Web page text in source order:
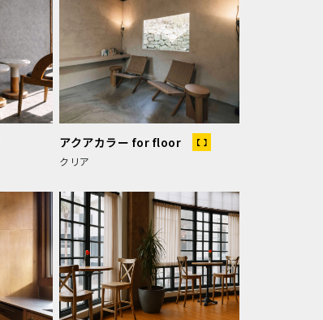
アクアカラー for floor
クリア